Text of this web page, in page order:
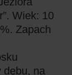
Wiek: 10
Zapach
dębu, na